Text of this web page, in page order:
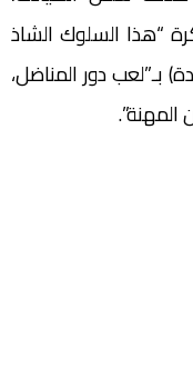
“هذا السلوك الشاذ
بـ”لعب دور المناضل،
المهنة”.